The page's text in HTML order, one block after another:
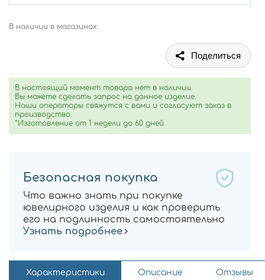
В наличии в магазинах:
Поделиться
В настоящий момент товара нет в наличии.
Вы можете сделать запрос на данное изделие.
Наши операторы свяжутся с вами и согласуют заказ в
производство.
*Изготовление от 1 недели до 60 дней
Безопасная покупка
Что важно знать при покупке
ювелирного изделия и как проверить
его на подлинность самостоятельно
Узнать подробнее
Характеристики Описание Отзывы